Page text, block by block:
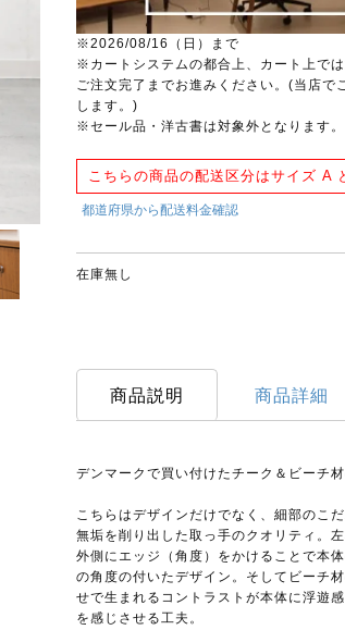
※2026/08/16（日）まで
※カートシステムの都合上、カート上で
ご注文完了までお進みください。(当店で
します。)
※セール品・洋古書は対象外となります。
こちらの商品の配送区分はサイズ A
在庫無し
商品説明 商品詳細
デンマークで買い付けたチーク＆ビーチ
こちらはデザインだけでなく、細部のこ
無垢を削り出した取っ手のクオリティ。
外側にエッジ（角度）をかけることで本
の角度の付いたデザイン。そしてビーチ
せで生まれるコントラストが本体に浮遊
を感じさせる工夫。